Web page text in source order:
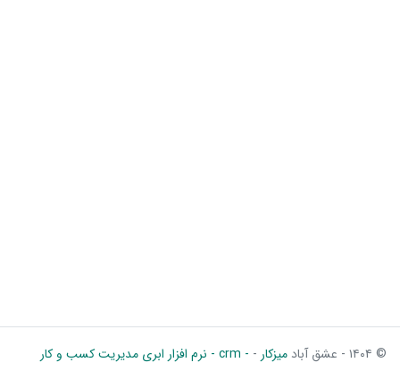
© ۱۴۰۴ - عشق آباد میزکار - - crm - نرم افزار ابری مدیریت کسب و کار